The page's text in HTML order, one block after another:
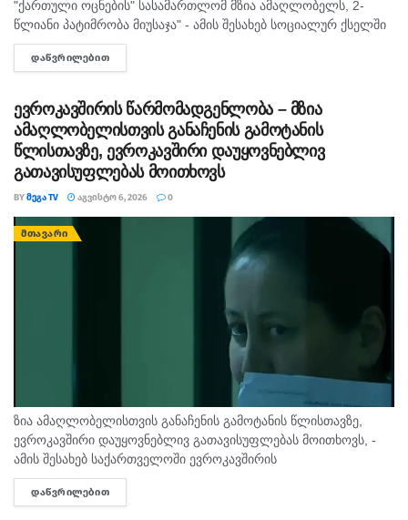
"ქართული ოცნების" სასამართლომ მზია ამაღლობელს, 2-
წლიანი პატიმრობა მიუსაჯა" - ამის შესახებ სოციალურ ქსელში
"მედიის ადვოკატირების კოალიცია" წერს და დაკავებულ
ჟურნალისტს სოლიდარობას უცხადებს. ორგანიზაცია...
ᲓᲐᲬᲕᲠᲘᲚᲔᲑᲘᲗ
ევროკავშირის წარმომადგენლობა – მზია
ამაღლობელისთვის განაჩენის გამოტანის
წლისთავზე, ევროკავშირი დაუყოვნებლივ
გათავისუფლებას მოითხოვს
BYᲛᲔᲒᲐ TV ᲐᲒᲕᲘᲡᲢᲝ 6, 2026 0
ᲛᲗᲐᲕᲐᲠᲘ
ზია ამაღლობელისთვის განაჩენის გამოტანის წლისთავზე,
ევროკავშირი დაუყოვნებლივ გათავისუფლებას მოითხოვს, -
ამის შესახებ საქართველოში ევროკავშირის
წარმომადგენლობა X-ზე წერს. „მზია ამაღლობელისთვის
განაჩენის გამოტანის წლისთავზე, ევროკავშირი გმობს მის
ᲓᲐᲬᲕᲠᲘᲚᲔᲑᲘᲗ